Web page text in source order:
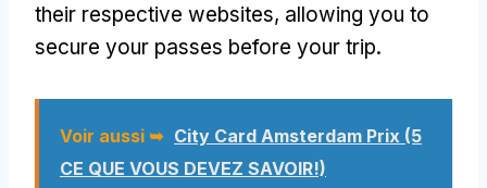
their respective websites, allowing you to
secure your passes before your trip.
Voir aussi ➥ City Card Amsterdam Prix (5
CE QUE VOUS DEVEZ SAVOIR!)